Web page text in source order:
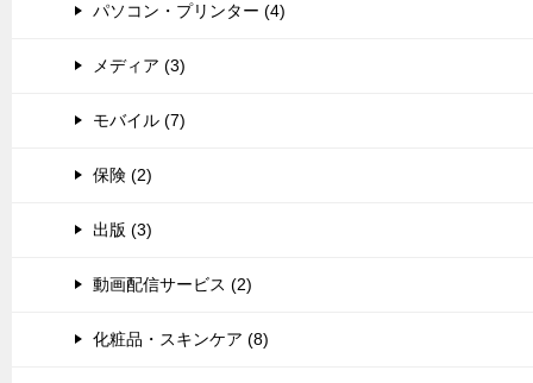
パソコン・プリンター (4)
メディア (3)
モバイル (7)
保険 (2)
出版 (3)
動画配信サービス (2)
化粧品・スキンケア (8)